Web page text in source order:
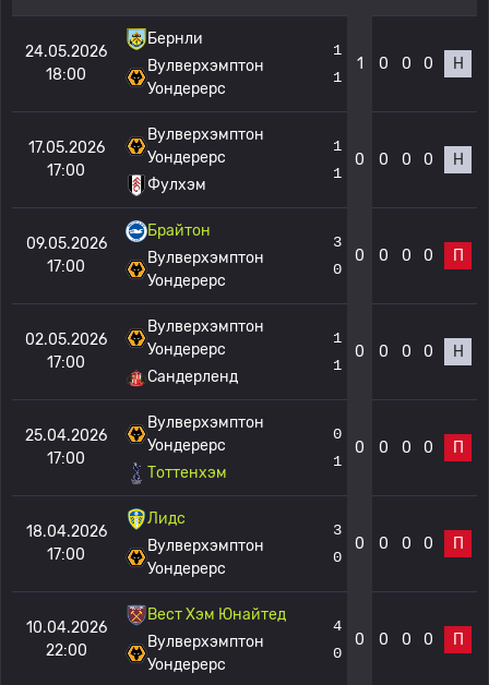
24.05.2026
18:00
Бернли
Вулверхэмптон
Уондерерс
1
1
1 0 0 0 Н
17.05.2026
17:00
Вулверхэмптон
Уондерерс
Фулхэм
1
1
0 0 0 0 Н
09.05.2026
17:00
Брайтон
Вулверхэмптон
Уондерерс
3
0
0 0 0 0 П
02.05.2026
17:00
Вулверхэмптон
Уондерерс
Сандерленд
1
1
0 0 0 0 Н
25.04.2026
17:00
Вулверхэмптон
Уондерерс
Тоттенхэм
0
1
0 0 0 0 П
18.04.2026
17:00
Лидс
Вулверхэмптон
Уондерерс
3
0
0 0 0 0 П
10.04.2026
22:00
Вест Хэм Юнайтед
Вулверхэмптон
Уондерерс
4
0
0 0 0 0 П